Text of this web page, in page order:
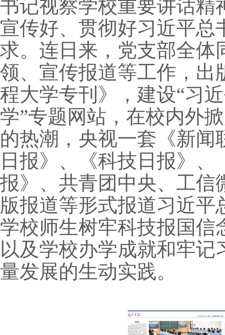
书记视察学校重要讲话精
宣传好、贯彻好习近平总
求。连日来，党支部全体
领、宣传报道等工作，出
程大学专刊》，建设“习
学”专题网站，在校内外
的热潮，央视一套《新闻
日报》、《科技日报》
报》、共青团中央、工信
版报道等形式报道习近
学校师生树牢科技报国信
以及学校办学成就和牢
量发展的生动实践。